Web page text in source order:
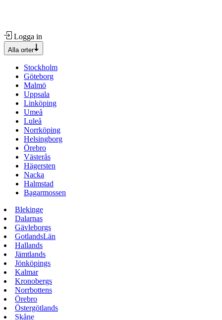
Logga in
Alla orter
Stockholm
Göteborg
Malmö
Uppsala
Linköping
Umeå
Luleå
Norrköping
Helsingborg
Örebro
Västerås
Hägersten
Nacka
Halmstad
Bagarmossen
Blekinge
Dalarnas
Gävleborgs
GotlandsLän
Hallands
Jämtlands
Jönköpings
Kalmar
Kronobergs
Norrbottens
Örebro
Östergötlands
Skåne